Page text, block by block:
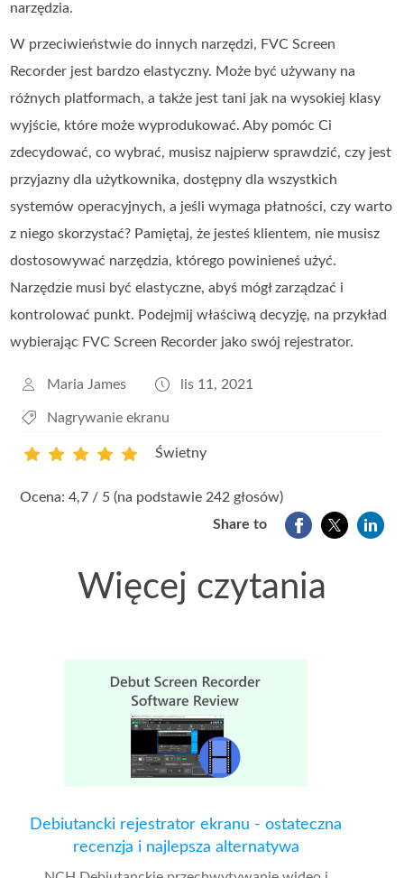
narzędzia.
W przeciwieństwie do innych narzędzi, FVC Screen
Recorder jest bardzo elastyczny. Może być używany na
różnych platformach, a także jest tani jak na wysokiej klasy
wyjście, które może wyprodukować. Aby pomóc Ci
zdecydować, co wybrać, musisz najpierw sprawdzić, czy jest
przyjazny dla użytkownika, dostępny dla wszystkich
systemów operacyjnych, a jeśli wymaga płatności, czy warto
z niego skorzystać? Pamiętaj, że jesteś klientem, nie musisz
dostosowywać narzędzia, którego powinieneś użyć.
Narzędzie musi być elastyczne, abyś mógł zarządzać i
kontrolować punkt. Podejmij właściwą decyzję, na przykład
wybierając FVC Screen Recorder jako swój rejestrator.
Maria James lis 11, 2021
Nagrywanie ekranu
Świetny
Ocena: 4,7 / 5 (na podstawie 242 głosów)
Share to
Więcej czytania
Debiutancki rejestrator ekranu - ostateczna
recenzja i najlepsza alternatywa